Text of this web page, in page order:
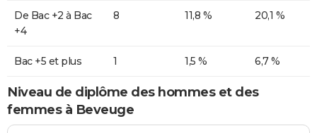
De Bac +2 à Bac
+4
8 11,8 % 20,1 %
Bac +5 et plus 1 1,5 % 6,7 %
Niveau de diplôme des hommes et des
femmes à Beveuge